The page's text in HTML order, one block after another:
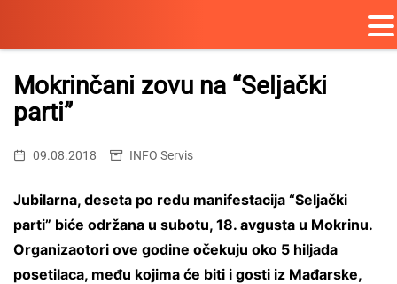
Skip
content
Mokrinčani zovu na “Seljački
parti”
09.08.2018 INFO Servis
Jubilarna, deseta po redu manifestacija “Seljački
parti” biće održana u subotu, 18. avgusta u Mokrinu.
Organizaotori ove godine očekuju oko 5 hiljada
posetilaca, među kojima će biti i gosti iz Mađarske,